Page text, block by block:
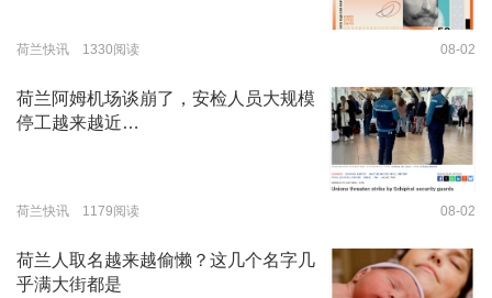
荷兰快讯 1330阅读 08-02
荷兰阿姆机场谈崩了，安检人员大规模
停工越来越近…
荷兰快讯 1179阅读 08-02
荷兰人取名越来越偷懒？这几个名字几
乎满大街都是